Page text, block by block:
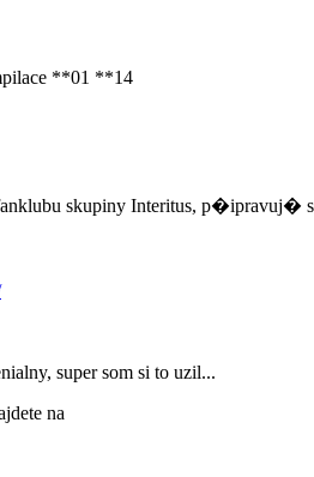
**01 **14
skupiny Interitus,
super som si to uzil...
na